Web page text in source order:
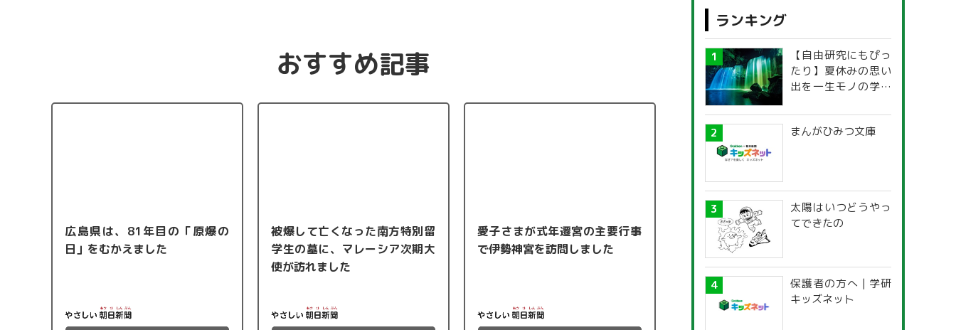
おすすめ記事
広島県は、81年目の「原爆の
日」をむかえました
被爆して亡くなった南方特別留
学生の墓に、マレーシア次期大
使が訪れました
愛子さまが式年遷宮の主要行事
で伊勢神宮を訪問しました
ランキング
【自由研究にもぴっ
たり】夏休みの思い
出を一生モノの学び
探究ガイド
まんがひみつ文庫
太陽はいつどうやっ
てできたの
保護者の方へ | 学研
キッズネット